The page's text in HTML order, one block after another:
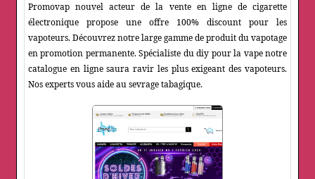
Promovap nouvel acteur de la vente en ligne de cigarette
électronique propose une offre 100% discount pour les
vapoteurs. Découvrez notre large gamme de produit du vapotage
en promotion permanente. Spécialiste du diy pour la vape notre
catalogue en ligne saura ravir les plus exigeant des vapoteurs.
Nos experts vous aide au sevrage tabagique.